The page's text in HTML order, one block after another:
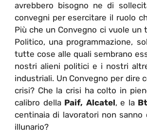
avrebbero bisogno ne di
convegni per esercitare il ruolo
Più che un Convegno ci vuole un
Politico, una programmazione,
tutte cose alle quali sembrano
nostri alieni politici e i nostri
industriali. Un Convegno per dire
crisi? Che la crisi ha colto in
calibro della Paif, Alcatel, e la
centinaia di lavoratori non sanno
illunario?